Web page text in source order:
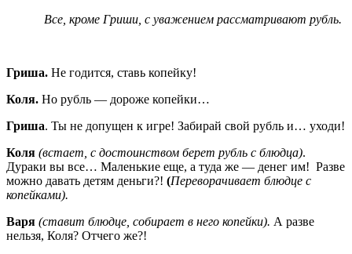
Все, кроме Гриши, с уважением рассматривают рубль.
Гриша. Не годится, ставь копейку!
Коля. Но рубль — дороже копейки…
Гриша. Ты не допущен к игре! Забирай свой рубль и… уходи!
Коля (встает, с достоинством берет рубль с блюдца).
Дураки вы все… Маленькие еще, а туда же — денег им! Разве
можно давать детям деньги?! (Переворачивает блюдце с
копейками).
Варя (ставит блюдце, собирает в него копейки). А разве
нельзя, Коля? Отчего же?!